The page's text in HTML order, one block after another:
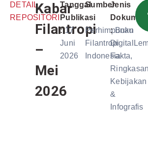
DETAIL
REPOSITORI
Kabar
Filantropi
–
Mei
2026
Tanggal
Publikasi
:17
Juni
2026
Sumber
:
Perhimpunan
Filantropi
Indonesia
Jenis
Dokumen
:Buku
Digital
Fakta,
Ringkasan
Kebijakan
&
Infografis